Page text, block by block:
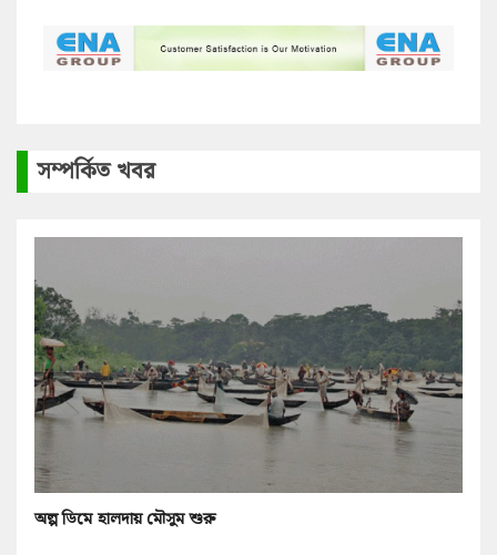
সম্পর্কিত খবর
অল্প ডিমে হালদায় মৌসুম শুরু